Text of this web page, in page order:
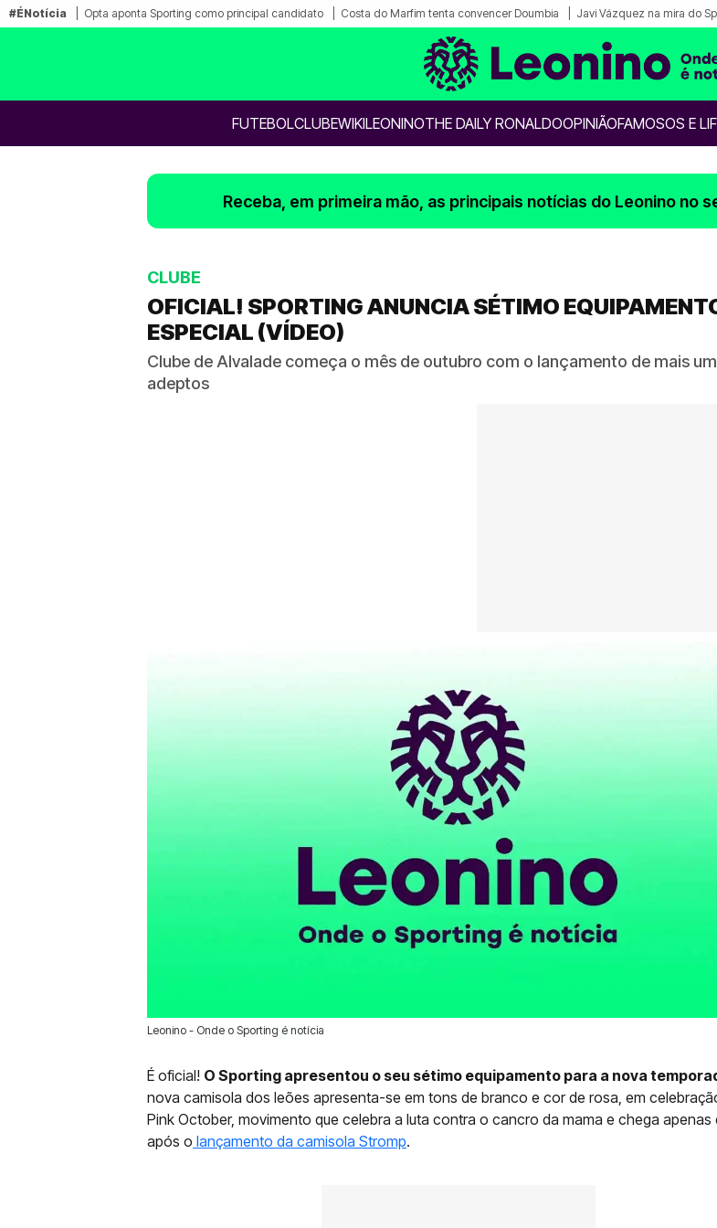
#ÉNotícia Opta aponta Sporting como principal candidato Costa do Marfim tenta convencer Doumbia Javi Vázquez na mira do
FUTEBOLCLUBEWIKILEONINOTHE DAILY RONALDOOPINIÃOFAMOSOS E
Receba, em primeira mão, as principais notícias do Leonino no
CLUBE
OFICIAL! SPORTING ANUNCIA SÉTIMO
ESPECIAL (VÍDEO)
Clube de Alvalade começa o mês de outubro com o lançamento de mais
adeptos
Leonino - Onde o Sporting é notícia
01 Out 2025 | 16:37 | 0
É oficial! O Sporting apresentou o seu sétimo equipamento para a nova
nova camisola dos leões apresenta-se em tons de branco e cor de rosa, em
Pink October, movimento que celebra a luta contra o cancro da mama e chega apenas
após o lançamento da camisola Stromp.